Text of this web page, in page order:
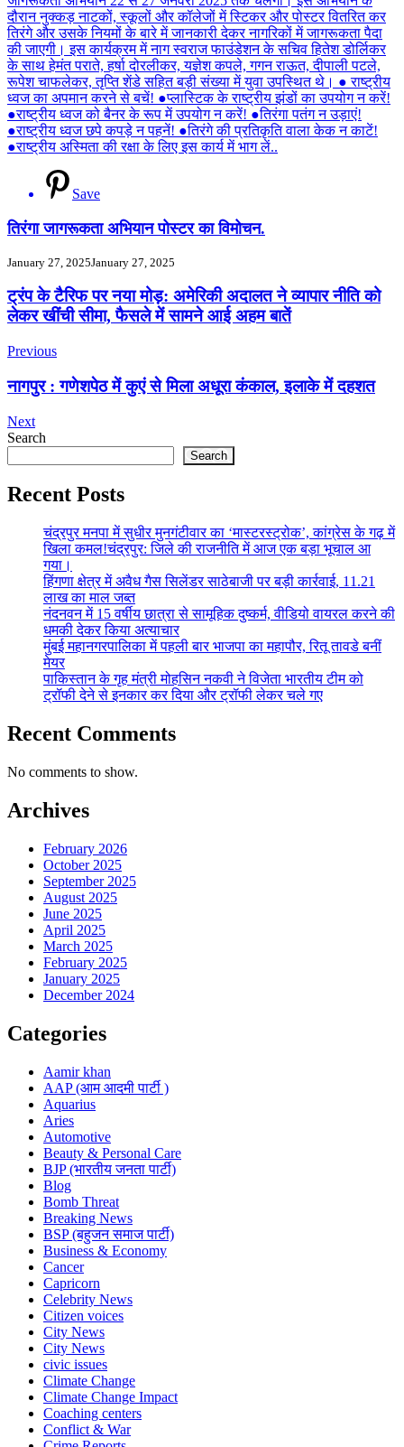
Save
तिरंगा जागरूकता अभियान पोस्टर का विमोचन.
January 27, 2025January 27, 2025
Post
Navigation
ट्रंप के टैरिफ पर नया मोड़: अमेरिकी अदालत ने व्यापार नीति को
लेकर खींची सीमा, फैसले में सामने आई अहम बातें
Previous
नागपुर : गणेशपेठ में कुएं से मिला अधूरा कंकाल, इलाके में दहशत
Next
Search
Search
Recent Posts
चंद्रपुर मनपा में सुधीर मुनगंटीवार का ‘मास्टरस्ट्रोक’, कांग्रेस के गढ़ में
खिला कमल!चंद्रपुर: जिले की राजनीति में आज एक बड़ा भूचाल आ
गया।
हिंगणा क्षेत्र में अवैध गैस सिलेंडर साठेबाजी पर बड़ी कार्रवाई, 11.21
लाख का माल जब्त
नंदनवन में 15 वर्षीय छात्रा से सामूहिक दुष्कर्म, वीडियो वायरल करने की
धमकी देकर किया अत्याचार
मुंबई महानगरपालिका में पहली बार भाजपा का महापौर, रितू तावडे बनीं
मेयर
पाकिस्तान के गृह मंत्री मोहसिन नकवी ने विजेता भारतीय टीम को
ट्रॉफी देने से इनकार कर दिया और ट्रॉफी लेकर चले गए
Recent Comments
No comments to show.
Archives
February 2026
October 2025
September 2025
August 2025
June 2025
April 2025
March 2025
February 2025
January 2025
December 2024
Categories
Aamir khan
AAP (आम आदमी पार्टी )
Aquarius
Aries
Automotive
Beauty & Personal Care
BJP (भारतीय जनता पार्टी)
Blog
Bomb Threat
Breaking News
BSP (बहुजन समाज पार्टी)
Business & Economy
Cancer
Capricorn
Celebrity News
Citizen voices
City News
City News
civic issues
Climate Change
Climate Change Impact
Coaching centers
Conflict & War